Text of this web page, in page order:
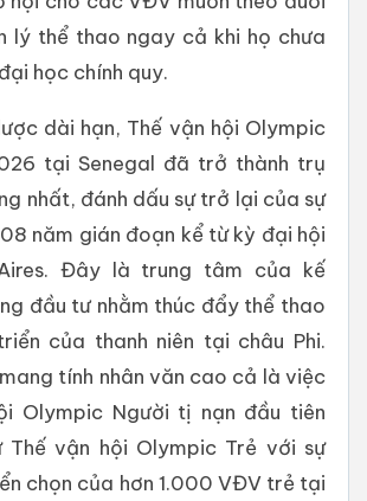
lý thể thao ngay cả khi họ chưa
học chính quy.
dài hạn, Thế vận hội Olympic
tại Senegal đã trở thành trụ
nhất, đánh dấu sự trở lại của sự
năm gián đoạn kể từ kỳ đại hội
Đây là trung tâm của kế
đầu tư nhằm thúc đẩy thể thao
của thanh niên tại châu Phi.
tính nhân văn cao cả là việc
Olympic Người tị nạn đầu tiên
Thế vận hội Olympic Trẻ với sự
chọn của hơn 1.000 VĐV trẻ tại